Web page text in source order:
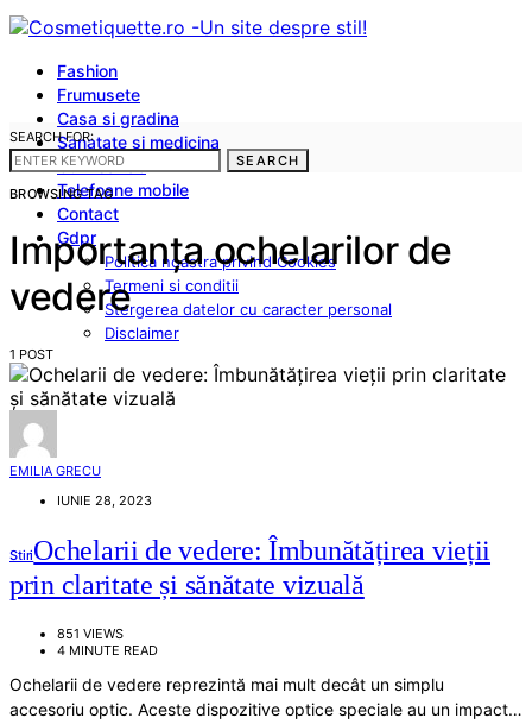
Fashion
Frumusete
Casa si gradina
Sanatate si medicina
Cum sa fac
Telefoane mobile
Contact
Gdpr
Politica noastra privind Cookies
Termeni si conditii
Stergerea datelor cu caracter personal
Disclaimer
SEARCH FOR:
SEARCH
BROWSING TAG
Importanța ochelarilor de
vedere
1 POST
EMILIA GRECU
IUNIE 28, 2023
StiriOchelarii de vedere: Îmbunătățirea vieții
prin claritate și sănătate vizuală
851 VIEWS
4 MINUTE READ
Ochelarii de vedere reprezintă mai mult decât un simplu
accesoriu optic. Aceste dispozitive optice speciale au un impact…